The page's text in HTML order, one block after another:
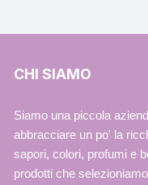
CHI SIAMO
Siamo una piccola
abbracciare un po' la
sapori, colori, profumi e
prodotti che